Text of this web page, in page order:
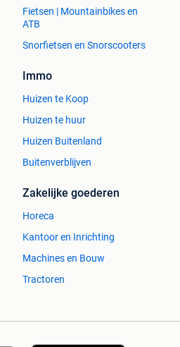
Fietsen | Mountainbikes en
ATB
Snorfietsen en Snorscooters
Immo
Huizen te Koop
Huizen te huur
Huizen Buitenland
Buitenverblijven
Zakelijke goederen
Horeca
Kantoor en Inrichting
Machines en Bouw
Tractoren